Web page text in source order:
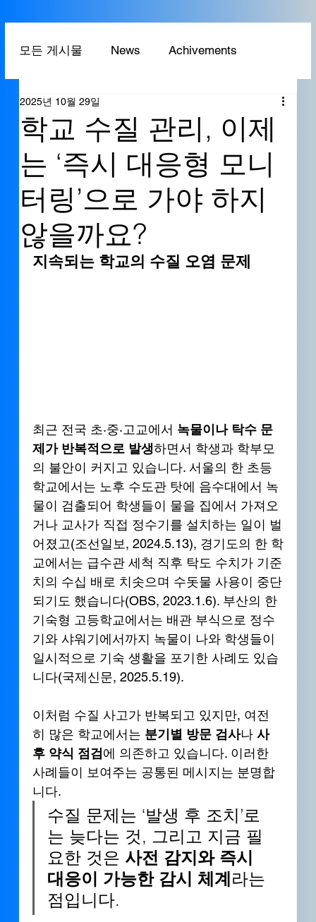
모든 게시물 News Achivements
Technology
학교 수질 관리, 이제
는 ‘즉시 대응형 모니
터링’으로 가야 하지
않을까요?
2025년 10월 29일
지속되는 학교의 수질 오염 문제
최근 전국 초·중·고교에서 녹물이나 탁수 문
제가 반복적으로 발생하면서 학생과 학부모
의 불안이 커지고 있습니다. 서울의 한 초등
학교에서는 노후 수도관 탓에 음수대에서 녹
물이 검출되어 학생들이 물을 집에서 가져오
거나 교사가 직접 정수기를 설치하는 일이 벌
어졌고(조선일보, 2024.5.13), 경기도의 한 학
교에서는 급수관 세척 직후 탁도 수치가 기준
치의 수십 배로 치솟으며 수돗물 사용이 중단
되기도 했습니다(OBS, 2023.1.6). 부산의 한
기숙형 고등학교에서는 배관 부식으로 정수
기와 샤워기에서까지 녹물이 나와 학생들이
일시적으로 기숙 생활을 포기한 사례도 있습
니다(국제신문, 2025.5.19).
이처럼 수질 사고가 반복되고 있지만, 여전
히 많은 학교에서는 분기별 방문 검사나 사
후 약식 점검 에 의존하고 있습니다. 이러한
사례들이 보여주는 공통된 메시지는 분명합
니다.
수질 문제는 ‘발생 후 조치’로
는 늦다는 것, 그리고 지금 필
요한 것은 사전 감지와 즉시
대응이 가능한 감시 체계 라는
점입니다.